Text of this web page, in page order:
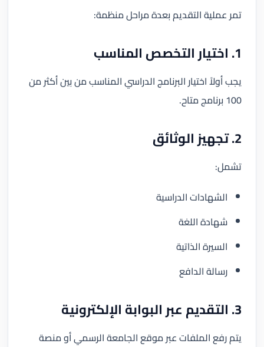
تمر عملية التقديم بعدة مراحل منظمة:
1. اختيار التخصص المناسب
يجب أولاً اختيار البرنامج الدراسي المناسب من بين أكثر من
100 برنامج متاح.
2. تجهيز الوثائق
تشمل:
الشهادات الدراسية
شهادة اللغة
السيرة الذاتية
رسالة الدافع
3. التقديم عبر البوابة الإلكترونية
يتم رفع الملفات عبر موقع الجامعة الرسمي أو منصة